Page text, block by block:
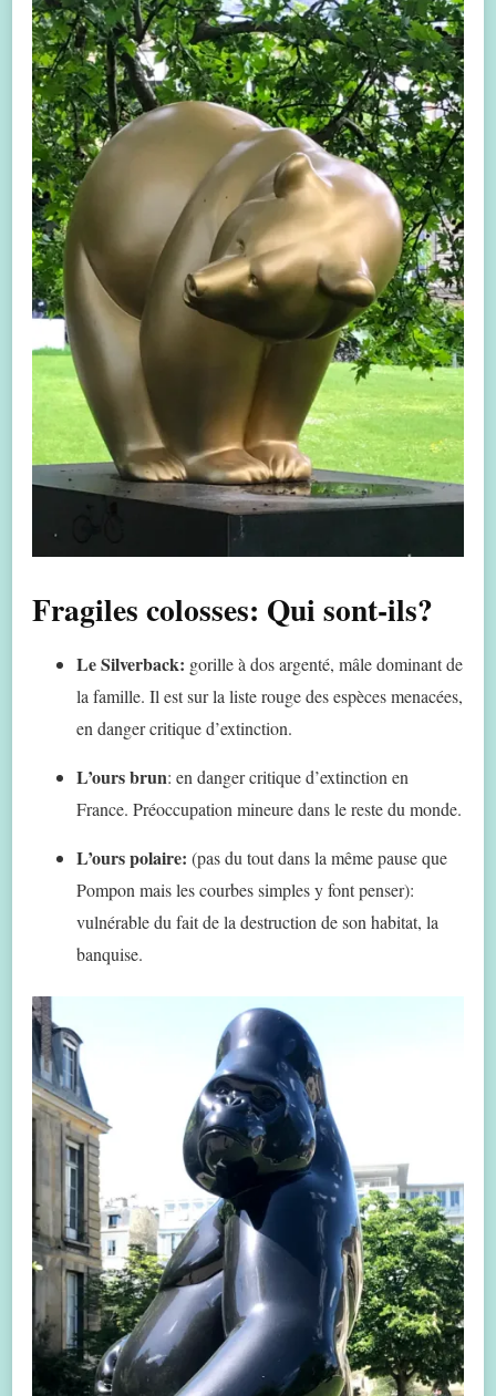
Fragiles colosses: Qui sont-ils?
Le Silverback: gorille à dos argenté, mâle dominant de
la famille. Il est sur la liste rouge des espèces menacées,
en danger critique d’extinction.
L’ours brun: en danger critique d’extinction en
France. Préoccupation mineure dans le reste du monde.
L’ours polaire: (pas du tout dans la même pause que
Pompon mais les courbes simples y font penser):
vulnérable du fait de la destruction de son habitat, la
banquise.